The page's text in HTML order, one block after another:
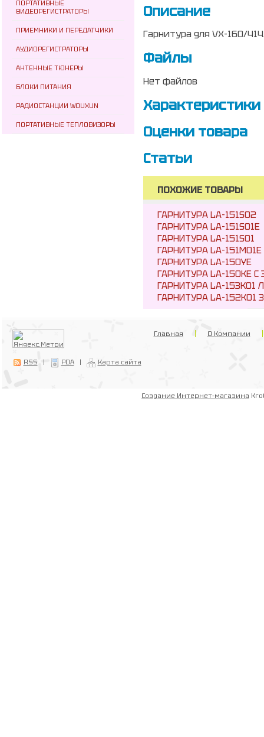
ПОРТАТИВНЫЕ
ВИДЕОРЕГИСТРАТОРЫ
ПРИЕМНИКИ И ПЕРЕДАТЧИКИ
АУДИОРЕГИСТРАТОРЫ
АНТЕННЫЕ ТЮНЕРЫ
БЛОКИ ПИТАНИЯ
РАДИОСТАНЦИИ WOUXUN
ПОРТАТИВНЫЕ ТЕПЛОВИЗОРЫ
Описание
Гарнитура для VX-160/
Файлы
Нет файлов
Характеристики
Оценки товара
Статьи
ПОХОЖИЕ ТОВАРЫ
ГАРНИТУРА LA-151S02
ГАРНИТУРА LA-151S01E
ГАРНИТУРА LA-151S01
ГАРНИТУРА LA-151M01E
ГАРНИТУРА LA-150YE
ГАРНИТУРА LA-150КЕ
ГАРНИТУРА LA-153K01
ГАРНИТУРА LA-152K01
RSS | PDA | Карта сайта
Главная О Компании
Создание Интернет-магазина